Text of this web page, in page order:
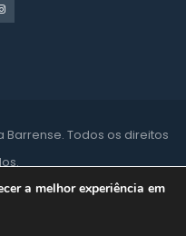
Barrense. Todos os direitos
a melhor experiência em